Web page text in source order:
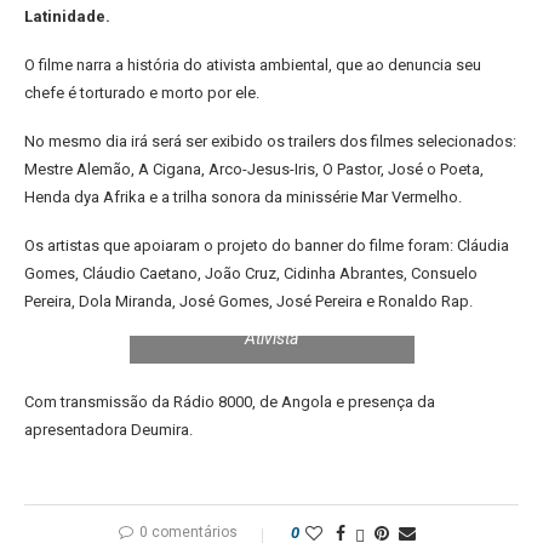
Latinidade.
O filme narra a história do ativista ambiental, que ao denuncia seu
chefe é torturado e morto por ele.
No mesmo dia irá será ser exibido os trailers dos filmes selecionados:
Mestre Alemão, A Cigana, Arco-Jesus-Iris, O Pastor, José o Poeta,
Henda dya Afrika e a trilha sonora da minissérie Mar Vermelho.
Os artistas que apoiaram o projeto do banner do filme foram: Cláudia
Gomes, Cláudio Caetano, João Cruz, Cidinha Abrantes, Consuelo
Pereira, Dola Miranda, José Gomes, José Pereira e Ronaldo Rap.
Estreia internacional do filme “O
Ativista
Com transmissão da Rádio 8000, de Angola e presença da
apresentadora Deumira.
0 comentários 0